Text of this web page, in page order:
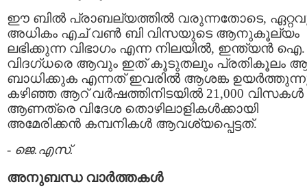
ഈ ബില്‍ പ്രാബല്യത്തില്‍ വരുന്നതോടെ,
അധികം എച് വണ്‍ ബി വിസയുടെ ആനുകൂല്യം
ലഭിക്കുന്ന വിഭാഗം എന്ന നിലയില്‍, ഇന്ത്യന്‍ ഐ.
വിദഗ്ധരെ ആവും ഇത് കൂടുതലും പ്രതികൂലം
ബാധിക്കുക എന്നത് ഇവരില്‍ ആശങ്ക
കഴിഞ്ഞ ആറ് വര്‍ഷത്തിനിടയില്‍ 21,000 വിസകള്‍
ആണത്രെ വിദേശ തൊഴിലാളികള്‍ക്കായി
അമേരിക്കന്‍ കമ്പനികള്‍ ആവശ്യപ്പെട്ടത്.
- ജെ.എസ്.
അനുബന്ധ വാര്‍ത്തകള്‍